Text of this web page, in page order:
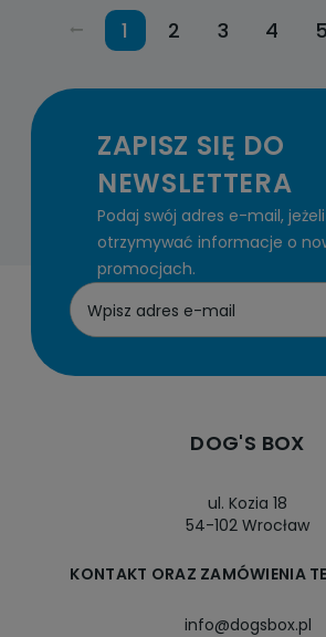
1 2 3 4 5
ZAPISZ SIĘ DO
NEWSLETTERA
Podaj swój adres e-mail,
otrzymywać informacje o
promocjach.
DOG'S BOX
ul. Kozia 18
54-102 Wrocław
KONTAKT ORAZ ZAMÓWIENIA
info@dogsbox.pl